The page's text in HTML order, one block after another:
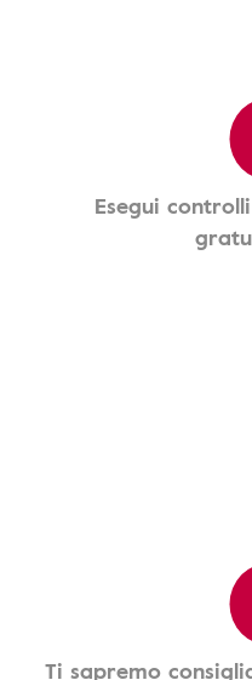
Esegui
Ti sapremo